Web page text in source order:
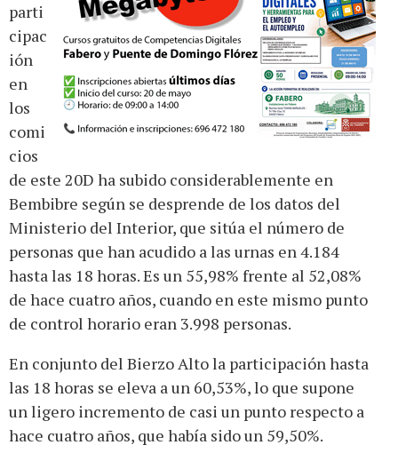
parti
cipac
ión
en
los
comi
cios
de este 20D ha subido considerablemente en
Bembibre según se desprende de los datos del
Ministerio del Interior, que sitúa el número de
personas que han acudido a las urnas en 4.184
hasta las 18 horas. Es un 55,98% frente al 52,08%
de hace cuatro años, cuando en este mismo punto
de control horario eran 3.998 personas.
En conjunto del Bierzo Alto la participación hasta
las 18 horas se eleva a un 60,53%, lo que supone
un ligero incremento de casi un punto respecto a
hace cuatro años, que había sido un 59,50%.